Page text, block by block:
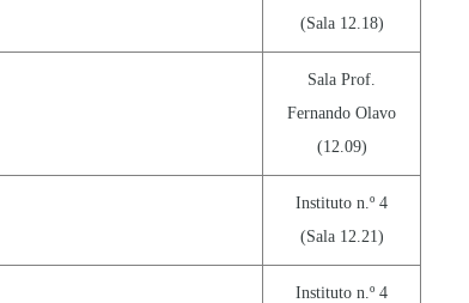
(Sala 12.18)
Sala Prof.
Fernando Olavo
(12.09)
Instituto n.º 4
(Sala 12.21)
Instituto n.º 4